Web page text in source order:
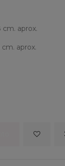
cm. aprox.
cm. aprox.